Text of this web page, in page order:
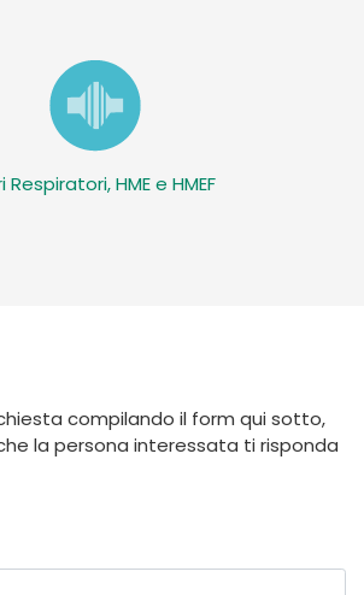
Respiratori, HME e HMEF
compilando il form qui sotto,
la persona interessata ti risponda